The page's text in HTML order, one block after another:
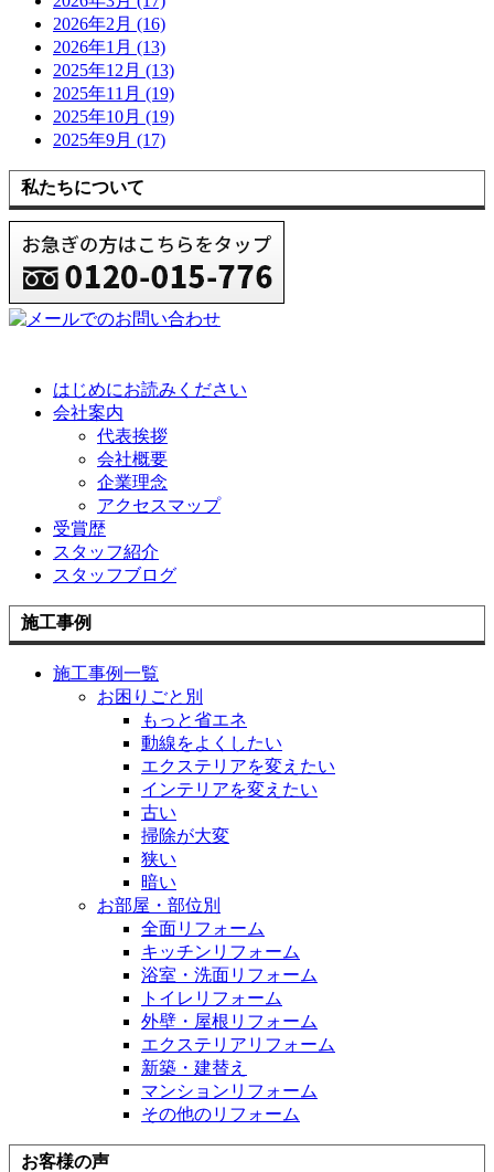
2026年2月 (16)
2026年1月 (13)
2025年12月 (13)
2025年11月 (19)
2025年10月 (19)
2025年9月 (17)
私たちについて
はじめにお読みください
会社案内
代表挨拶
会社概要
企業理念
アクセスマップ
受賞歴
スタッフ紹介
スタッフブログ
施工事例
施工事例一覧
お困りごと別
もっと省エネ
動線をよくしたい
エクステリアを変えたい
インテリアを変えたい
古い
掃除が大変
狭い
暗い
お部屋・部位別
全面リフォーム
キッチンリフォーム
浴室・洗面リフォーム
トイレリフォーム
外壁・屋根リフォーム
エクステリアリフォーム
新築・建替え
マンションリフォーム
その他のリフォーム
お客様の声